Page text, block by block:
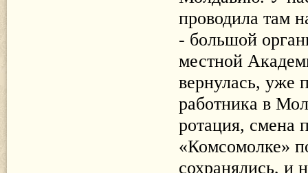
проводила там
- большой
местной
вернулась, уже
работника в
ротация, смена
«Комсомолке»
сохранялись, и